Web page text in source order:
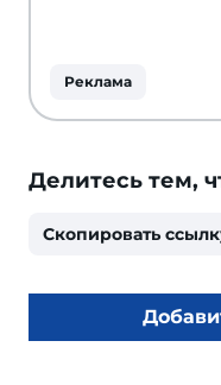
Реклама
Делитесь тем,
Скопировать